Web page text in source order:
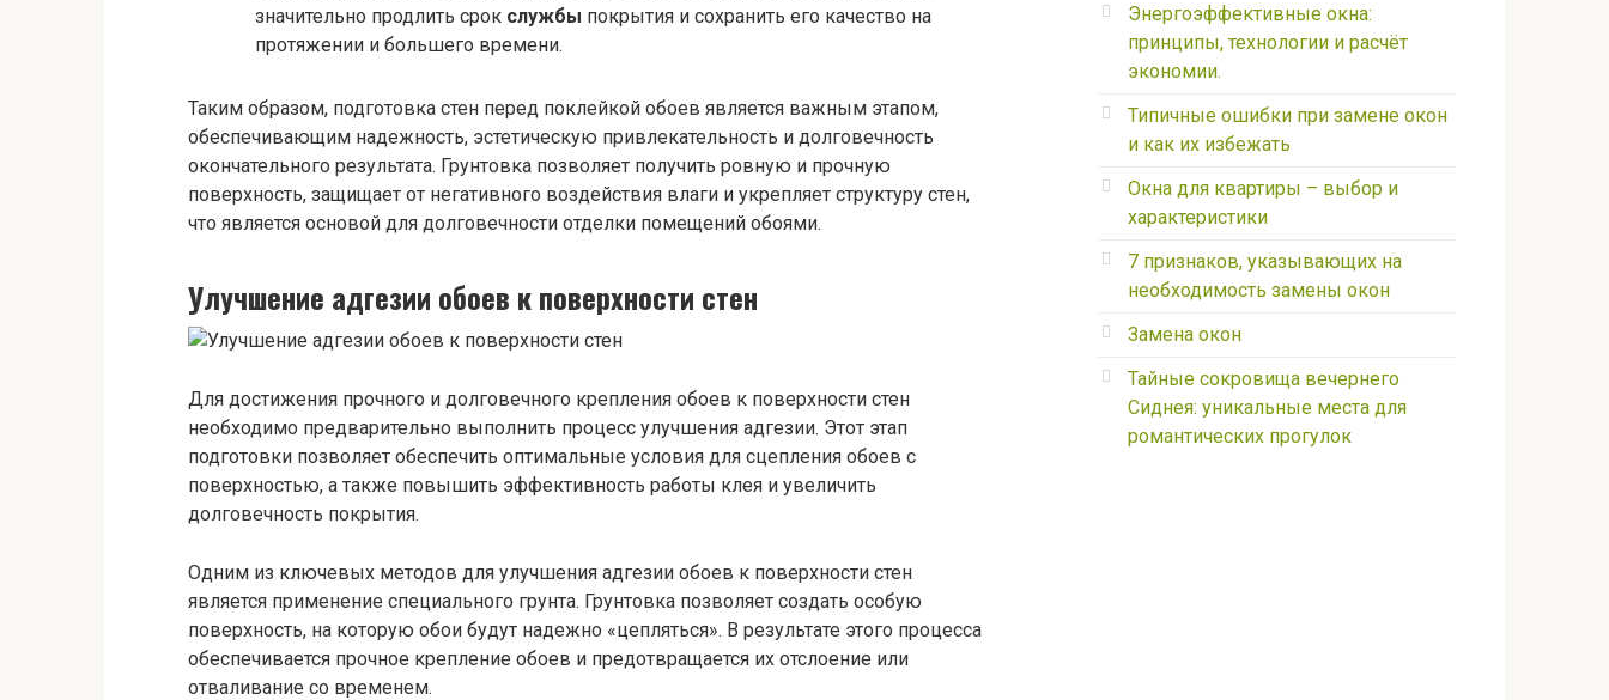
значительно продлить срок службы покрытия и сохранить его качество на
протяжении и большего времени.
Таким образом, подготовка стен перед поклейкой обоев является важным этапом,
обеспечивающим надежность, эстетическую привлекательность и долговечность
окончательного результата. Грунтовка позволяет получить ровную и прочную
поверхность, защищает от негативного воздействия влаги и укрепляет структуру стен,
что является основой для долговечности отделки помещений обоями.
Улучшение адгезии обоев к поверхности стен
Для достижения прочного и долговечного крепления обоев к поверхности стен
необходимо предварительно выполнить процесс улучшения адгезии. Этот этап
подготовки позволяет обеспечить оптимальные условия для сцепления обоев с
поверхностью, а также повышить эффективность работы клея и увеличить
долговечность покрытия.
Одним из ключевых методов для улучшения адгезии обоев к поверхности стен
является применение специального грунта. Грунтовка позволяет создать особую
поверхность, на которую обои будут надежно «цепляться». В результате этого процесса
обеспечивается прочное крепление обоев и предотвращается их отслоение или
отваливание со временем.
Энергоэффективные окна:
принципы, технологии и расчёт
экономии.
Типичные ошибки при замене окон
и как их избежать
Окна для квартиры – выбор и
характеристики
7 признаков, указывающих на
необходимость замены окон
Замена окон
Тайные сокровища вечернего
Сиднея: уникальные места для
романтических прогулок